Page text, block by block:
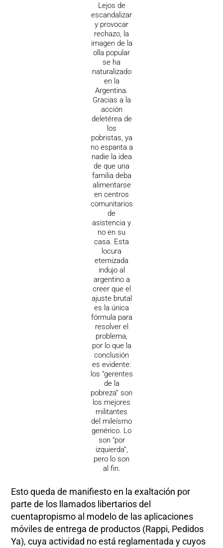
Lejos de
escandalizar
y provocar
rechazo, la
imagen de la
olla popular
se ha
naturalizado
en la
Argentina.
Gracias a la
acción
deletérea de
los
pobristas, ya
no espanta a
nadie la idea
de que una
familia deba
alimentarse
en centros
comunitarios
de
asistencia y
no en su
casa. Esta
locura
eternizada
indujo al
argentino a
creer que el
ajuste brutal
es la única
fórmula para
resolver el
problema,
por lo que la
conclusión
es evidente:
los “gerentes
de la
pobreza” son
los mejores
militantes
del mileísmo
genérico. Lo
son “por
izquierda”,
pero lo son
al fin.
Esto queda de manifiesto en la exaltación por
parte de los llamados libertarios del
cuentapropismo al modelo de las aplicaciones
móviles de entrega de productos (Rappi, Pedidos
Ya), cuya actividad no está reglamentada y cuyos